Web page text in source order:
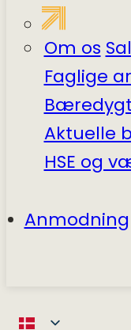
Om os
Faglige
Aktuelle
HSE og
Anmodning